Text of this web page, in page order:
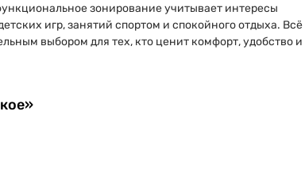
зонирование учитывает интересы
игр, занятий спортом и спокойного отдыха. Всё
выбором для тех, кто ценит комфорт, удобство и